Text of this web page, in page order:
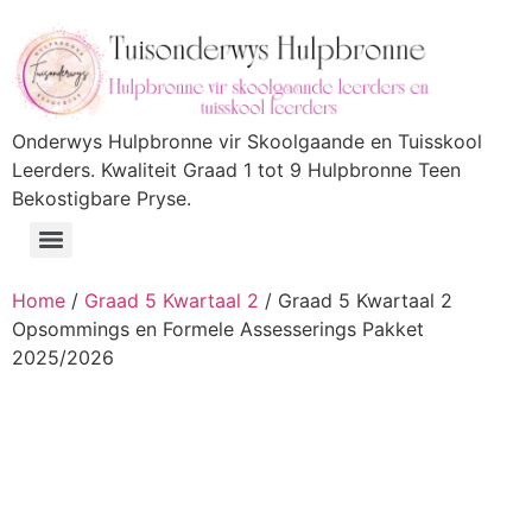
Onderwys Hulpbronne vir Skoolgaande en Tuisskool
Leerders. Kwaliteit Graad 1 tot 9 Hulpbronne Teen
Bekostigbare Pryse.
Home / Graad 5 Kwartaal 2 / Graad 5 Kwartaal 2
Opsommings en Formele Assesserings Pakket
2025/2026